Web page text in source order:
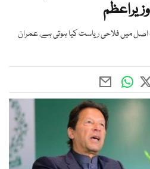
اصل میں فلاحی ریاست کیا ہوتی ہے، عمران